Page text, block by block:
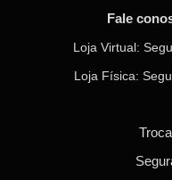
Fale
Loja Virtual:
Loja Física: